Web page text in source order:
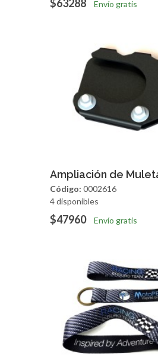
$63288 Envío gratis
Agregar
Ampliación de
Código: 0002616
4 disponibles
$47960 Envío gratis